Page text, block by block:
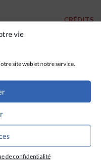
vie
site web et notre service.
de confidentialité
CRÉDITS